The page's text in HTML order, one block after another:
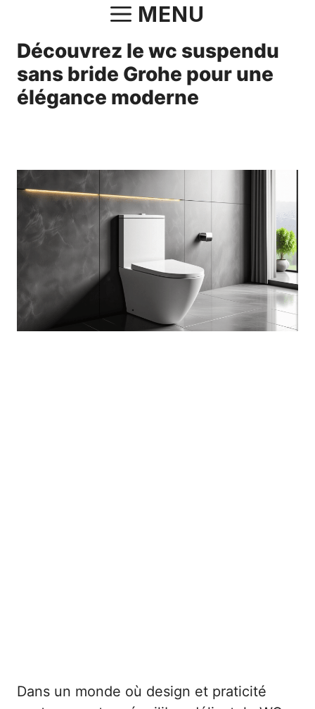
contenu
MENU
Découvrez le wc suspendu
sans bride Grohe pour une
élégance moderne
Dans un monde où design et praticité